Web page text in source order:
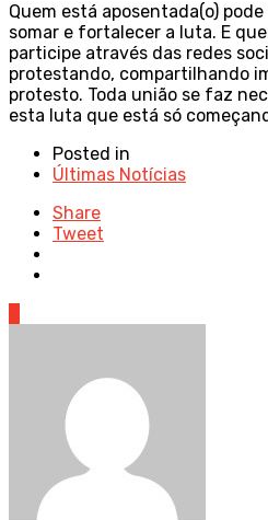
Quem está aposentada(o)
somar e fortalecer a luta. E
participe através das redes
protestando, compartilhando
protesto. Toda união se faz
esta luta que está só
Posted in
Últimas Notícias
Share
Tweet